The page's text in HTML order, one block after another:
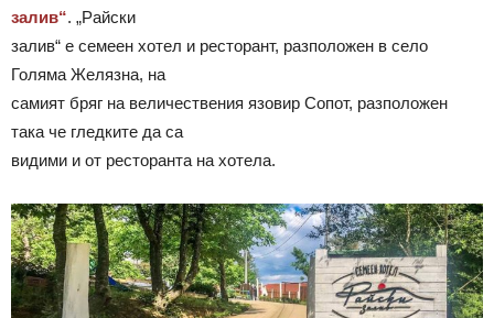
залив“. „Райски
залив“ е семеен хотел и ресторант, разположен в село
Голяма Желязна, на
самият бряг на величествения язовир Сопот, разположен
така че гледките да са
видими и от ресторанта на хотела.